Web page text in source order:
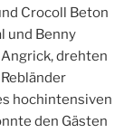
Crocoll Beton
und Benny
drehten
hochintensiven
den Gästen